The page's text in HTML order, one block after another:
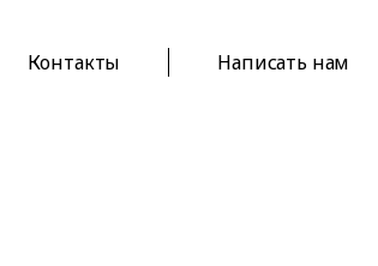
Контакты Написать нам